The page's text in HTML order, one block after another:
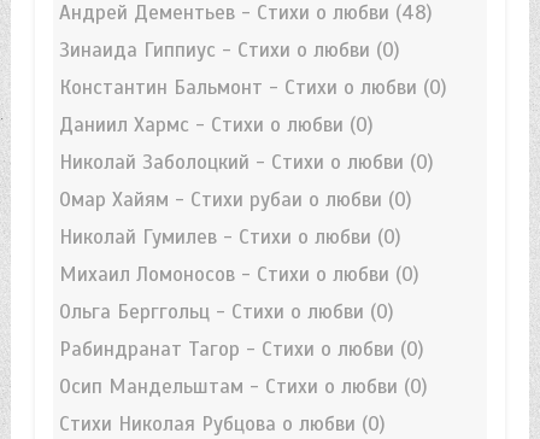
Андрей Дементьев - Стихи о любви (48)
Зинаида Гиппиус - Стихи о любви (0)
Константин Бальмонт - Стихи о любви (0)
Даниил Хармс - Стихи о любви (0)
Николай Заболоцкий - Стихи о любви (0)
Омар Хайям - Стихи рубаи о любви (0)
Николай Гумилев - Стихи о любви (0)
Михаил Ломоносов - Стихи о любви (0)
Ольга Берггольц - Стихи о любви (0)
Рабиндранат Тагор - Стихи о любви (0)
Осип Мандельштам - Стихи о любви (0)
Стихи Николая Рубцова о любви (0)